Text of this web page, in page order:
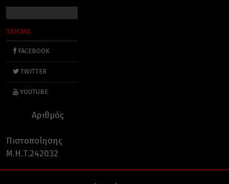
SOCIAL
FACEBOOK
TWITTER
YOUTUBE
Αριθμός
Πιστοποίησης
Μ.Η.Τ.242032